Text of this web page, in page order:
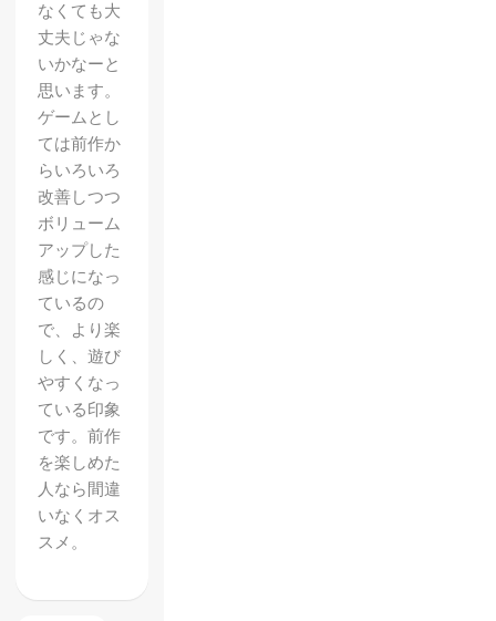
なくても大
丈夫じゃな
いかなーと
思います。
ゲームとし
ては前作か
らいろいろ
改善しつつ
ボリューム
アップした
感じになっ
ているの
で、より楽
しく、遊び
やすくなっ
ている印象
です。前作
を楽しめた
人なら間違
いなくオス
スメ。